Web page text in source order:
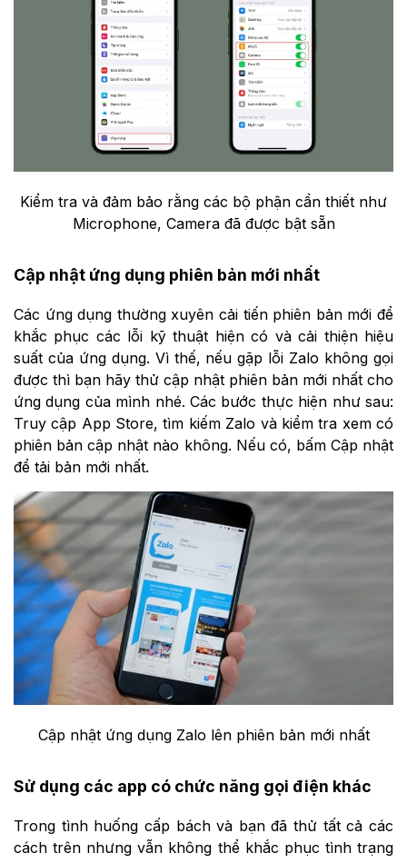
Kiểm tra và đảm bảo rằng các bộ phận cần thiết như
Microphone, Camera đã được bật sẵn
Cập nhật ứng dụng phiên bản mới nhất
Các ứng dụng thường xuyên cải tiến phiên bản mới để
khắc phục các lỗi kỹ thuật hiện có và cải thiện hiệu
suất của ứng dụng. Vì thế, nếu gặp lỗi Zalo không gọi
được thì bạn hãy thử cập nhật phiên bản mới nhất cho
ứng dụng của mình nhé. Các bước thực hiện như sau:
Truy cập App Store, tìm kiếm Zalo và kiểm tra xem có
phiên bản cập nhật nào không. Nếu có, bấm Cập nhật
để tải bản mới nhất.
Cập nhật ứng dụng Zalo lên phiên bản mới nhất
Sử dụng các app có chức năng gọi điện khác
Trong tình huống cấp bách và bạn đã thử tất cả các
cách trên nhưng vẫn không thể khắc phục tình trạng